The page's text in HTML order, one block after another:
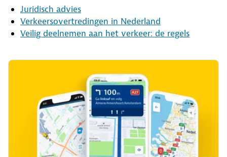
Juridisch advies
Verkeersovertredingen in Nederland
Veilig deelnemen aan het verkeer: de regels